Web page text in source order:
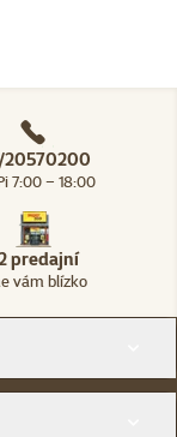
7:00 – 18:00
predajní
vám blízko